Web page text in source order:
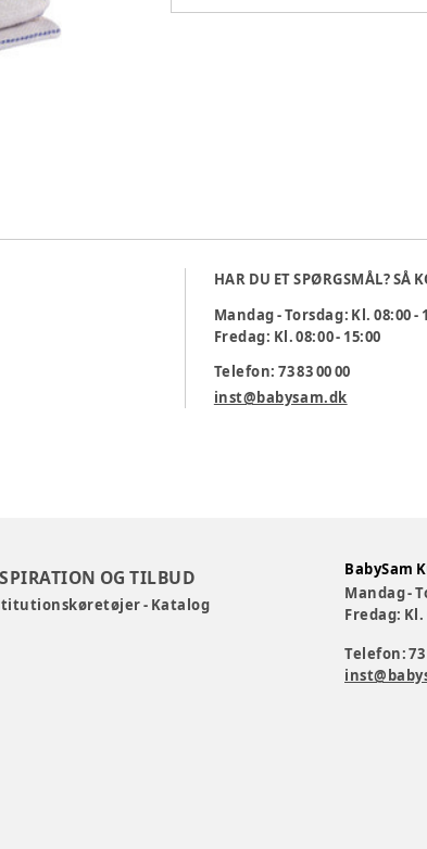
HAR DU ET SPØRGSMÅL? SÅ
Mandag - Torsdag: Kl. 08:00 -
Fredag: Kl. 08:00 - 15:00
Telefon: 73 83 00 00
inst@babysam.dk
OG TILBUD
- Katalog
BabySam
Mandag -
Fredag: Kl.
Telefon: 73